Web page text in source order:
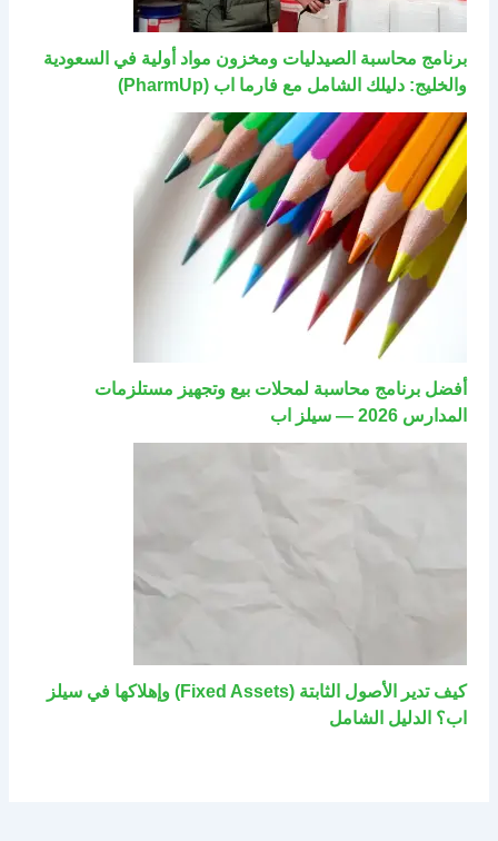
برنامج محاسبة الصيدليات ومخزون مواد أولية في السعودية
والخليج: دليلك الشامل مع فارما اب (PharmUp)
أفضل برنامج محاسبة لمحلات بيع وتجهيز مستلزمات
المدارس 2026 — سيلز اب
كيف تدير الأصول الثابتة (Fixed Assets) وإهلاكها في سيلز
اب؟ الدليل الشامل